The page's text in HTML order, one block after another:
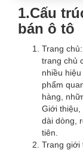
1.Cấu
bán ô tô
Trang
trang chủ
nhiều
phẩm
hàng,
Giới
dài dòng,
tiên.
Trang giới